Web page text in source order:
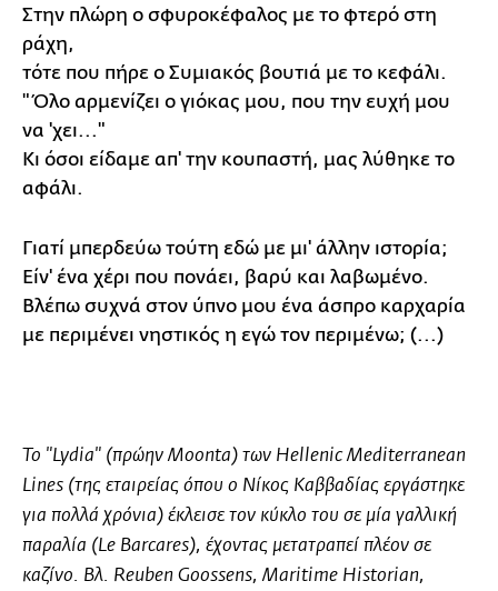
Στην πλώρη ο σφυροκέφαλος με το φτερό στη
ράχη,
τότε που πήρε ο Συμιακός βουτιά με το κεφάλι.
"Όλο αρμενίζει ο γιόκας μου, που την ευχή μου
να 'χει..."
Κι όσοι είδαμε απ' την κουπαστή, μας λύθηκε το
αφάλι.
Γιατί μπερδεύω τούτη εδώ με μι' άλλην ιστορία;
Είν' ένα χέρι που πονάει, βαρύ και λαβωμένο.
Βλέπω συχνά στον ύπνο μου ένα άσπρο καρχαρία
με περιμένει νηστικός η εγώ τον περιμένω; (...)
To "Lydia" (πρώην Moonta) των Hellenic Mediterranean
Lines (της εταιρείας όπου ο Νίκος Καββαδίας εργάστηκε
για πολλά χρόνια) έκλεισε τον κύκλο του σε μία γαλλική
παραλία (Le Barcares), έχοντας μετατραπεί πλέον σε
καζίνο. Βλ. Reuben Goossens,Maritime Historian,